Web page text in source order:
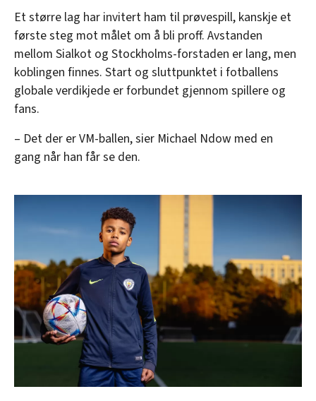
Et større lag har invitert ham til prøvespill, kanskje et
første steg mot målet om å bli proff. Avstanden
mellom Sialkot og Stockholms-forstaden er lang, men
koblingen finnes. Start og sluttpunktet i fotballens
globale verdikjede er forbundet gjennom spillere og
fans.
– Det der er VM-ballen, sier Michael Ndow med en
gang når han får se den.